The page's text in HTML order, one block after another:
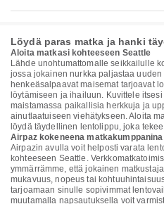
Löydä paras matka ja hanki
Aloita matkasi kohteeseen Seattle
Lähde unohtumattomalle seikkailulle
jossa jokainen nurkka paljastaa
henkeäsalpaavat maisemat tarjoavat
löytämiseen ja ihailuun. Kuvittele
maistamassa paikallisia herkkuja ja
ainutlaatuiseen viehätykseen. Aloita
löydä täydellinen lentolippu, joka
Airpaz kokeneena matkakumppanina
Airpazin avulla voit helposti varata
kohteeseen Seattle.
ymmärrämme, että jokainen
mukavuus, nopeus tai
tarjoamaan sinulle sopivimmat
muutamalla napsautuksella voit